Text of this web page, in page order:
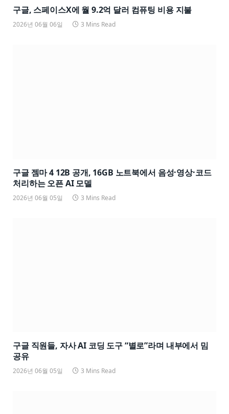
구글, 스페이스X에 월 9.2억 달러 컴퓨팅 비용 지불
2026년 06월 06일 3 Mins Read
구글 젬마 4 12B 공개, 16GB 노트북에서 음성·영상·코드
처리하는 오픈 AI 모델
2026년 06월 05일 3 Mins Read
구글 직원들, 자사 AI 코딩 도구 “별로”라며 내부에서 밈
공유
2026년 06월 05일 3 Mins Read